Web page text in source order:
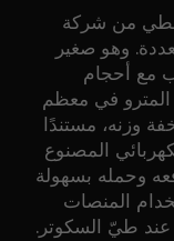
للطي من شركة
وهو صغير
مع أحجام
المترو في معظم
وزنه، مستندًا
المصنوع
وحمله بسهولة
المنصات
طيّ السكوتر.